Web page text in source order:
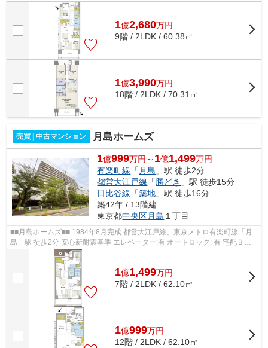
20:00（コンシェルジュ） 24時間...
1億2,680万円
9階 / 2LDK / 60.38㎡
1億3,990万円
18階 / 2LDK / 70.31㎡
売買 | 中古マンション 月島ホームズ
1億999万円～ 1億1,499万円
有楽町線 「 月島 」駅 徒歩2分
都営大江戸線 「 勝どき 」駅 徒歩15分
日比谷線 「築地 」駅 徒歩16分
築42年 / 13階建
東京都中央区月島 １丁目
■■月島ホームズ■■ 1984年8月完成 都営大江戸線、東京メトロ有楽町線「月
島」駅 徒歩2分 安心新耐震基準 エレベーター:有 オートロック: 有 宅配ＢＯ
1億1,499万円
7階 / 2LDK / 62.10㎡
1億999万円
12階 / 2LDK / 62.10㎡